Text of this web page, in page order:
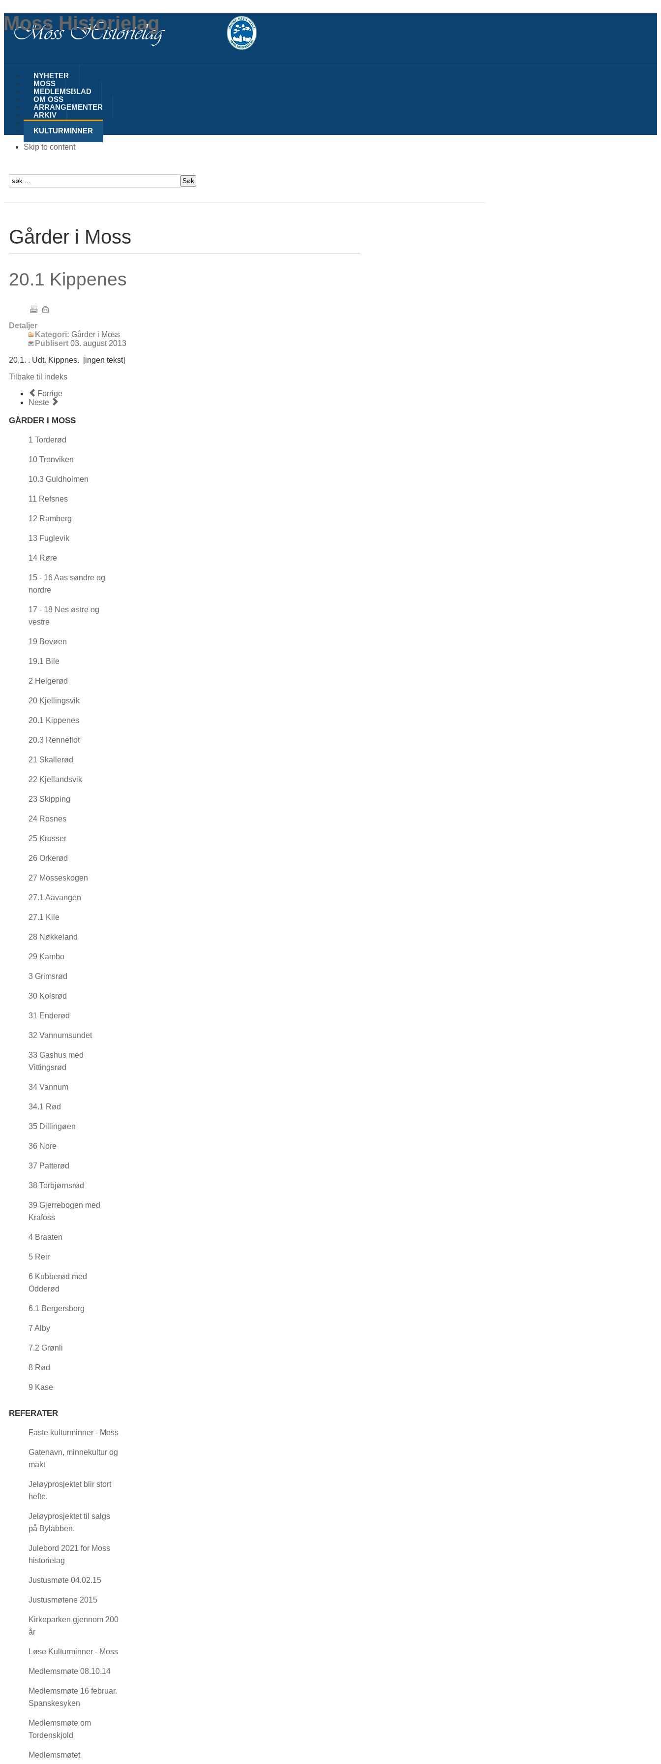
Moss Historielag
NYHETER
MOSS
MEDLEMSBLAD
OM OSS
ARRANGEMENTER
ARKIV
SLEKT
KULTURMINNER
Skip to content
Gårder i Moss
20.1 Kippenes
Detaljer
Kategori: Gårder i Moss
Publisert 03. august 2013
20,1. . Udt. Kippnes. [ingen tekst]
Tilbake til indeks
Forrige
Neste
GÅRDER I MOSS
1 Torderød
10 Tronviken
10.3 Guldholmen
11 Refsnes
12 Ramberg
13 Fuglevik
14 Røre
15 - 16 Aas søndre og
nordre
17 - 18 Nes østre og
vestre
19 Bevøen
19.1 Bile
2 Helgerød
20 Kjellingsvik
20.1 Kippenes
20.3 Renneflot
21 Skallerød
22 Kjellandsvik
23 Skipping
24 Rosnes
25 Krosser
26 Orkerød
27 Mosseskogen
27.1 Aavangen
27.1 Kile
28 Nøkkeland
29 Kambo
3 Grimsrød
30 Kolsrød
31 Enderød
32 Vannumsundet
33 Gashus med
Vittingsrød
34 Vannum
34.1 Rød
35 Dillingøen
36 Nore
37 Patterød
38 Torbjørnsrød
39 Gjerrebogen med
Krafoss
4 Braaten
5 Reir
6 Kubberød med
Odderød
6.1 Bergersborg
7 Alby
7.2 Grønli
8 Rød
9 Kase
REFERATER
Faste kulturminner - Moss
Gatenavn, minnekultur og
makt
Jeløyprosjektet blir stort
hefte.
Jeløyprosjektet til salgs
på Bylabben.
Julebord 2021 for Moss
historielag
Justusmøte 04.02.15
Justusmøtene 2015
Kirkeparken gjennom 200
år
Løse Kulturminner - Moss
Medlemsmøte 08.10.14
Medlemsmøte 16 februar.
Spanskesyken
Medlemsmøte om
Tordenskjold
Medlemsmøtet